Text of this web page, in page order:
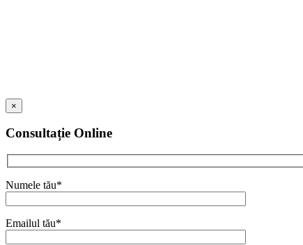
×
Consultație Online
Numele tău*
Emailul tău*